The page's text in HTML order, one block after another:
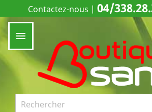
Contactez-nous | 04/
